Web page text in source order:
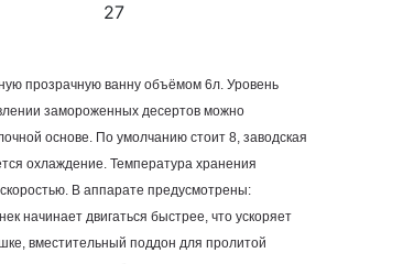
27
прозрачную ванну объёмом 6л. Уровень
замороженных десертов можно
основе. По умолчанию стоит 8, заводская
охлаждение. Температура хранения
В аппарате предусмотрены:
начинает двигаться быстрее, что ускоряет
вместительный поддон для пролитой